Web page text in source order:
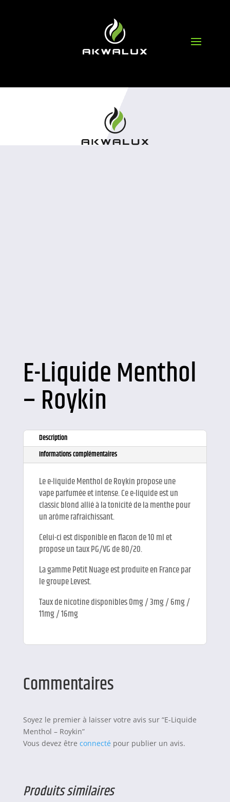
E-Liquide Menthol
– Roykin
Description
Informations complémentaires
Le e-liquide Menthol de Roykin propose une
vape parfumée et intense. Ce e-liquide est un
classic blond allié à la tonicité de la menthe pour
un arôme rafraichissant.
Celui-ci est disponible en flacon de 10 ml et
propose un taux PG/VG de 80/20.
La gamme Petit Nuage est produite en France par
le groupe Levest.
Taux de nicotine disponibles 0mg / 3mg / 6mg /
11mg / 16mg
Commentaires
Soyez le premier à laisser votre avis sur “E-Liquide
Menthol – Roykin”
Vous devez être connecté pour publier un avis.
Produits similaires